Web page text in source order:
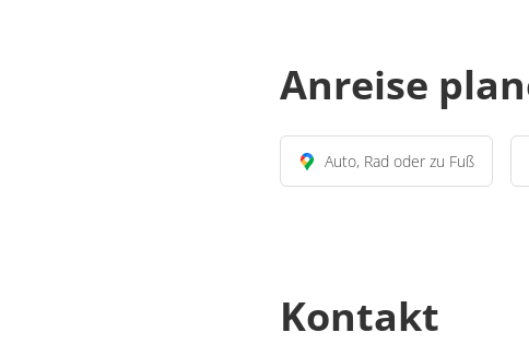
Anreise
Auto, Rad oder zu Fuß
Kontakt